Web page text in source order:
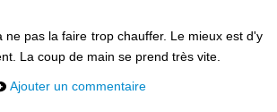
liens
ne pas la faire trop chauffer. Le mieux est d'y
La coup de main se prend très vite.
Ajouter un commentaire